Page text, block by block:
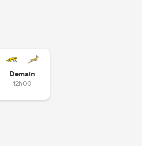
Demain
12h00